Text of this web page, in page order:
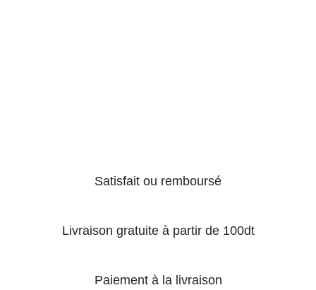
Satisfait ou remboursé
Livraison gratuite à partir de 100dt
Paiement à la livraison